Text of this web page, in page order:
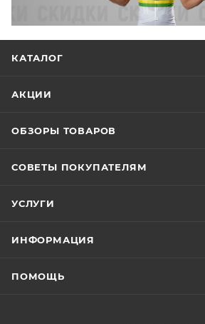
КАТАЛОГ
АКЦИИ
ОБЗОРЫ ТОВАРОВ
СОВЕТЫ ПОКУПАТЕЛЯМ
УСЛУГИ
ИНФОРМАЦИЯ
ПОМОЩЬ